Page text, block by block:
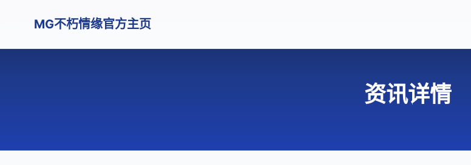
MG不朽情缘官方主页
资讯详情